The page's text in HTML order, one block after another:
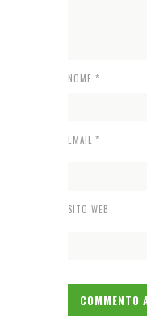
NOME *
EMAIL *
SITO WEB